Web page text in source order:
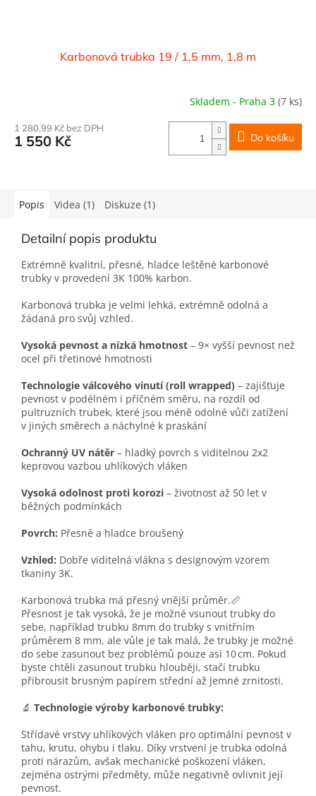
Karbonová trubka 19 / 1,5 mm, 1,8 m
Skladem - Praha 3 (7 ks)
1 280,99 Kč bez DPH
1 550 Kč Do košíku
Popis Videa (1) Diskuze (1)
Detailní popis produktu
Extrémně kvalitní, přesné, hladce leštěné karbonové
trubky v provedení 3K 100% karbon.
Karbonová trubka je velmi lehká, extrémně odolná a
žádaná pro svůj vzhled.
Vysoká pevnost a nízká hmotnost – 9× vyšší pevnost než
ocel při třetinové hmotnosti
Technologie válcového vinutí (roll wrapped) – zajišťuje
pevnost v podélném i příčném směru, na rozdíl od
pultruzních trubek, které jsou méně odolné vůči zatížení
v jiných směrech a náchylné k praskání
Ochranný UV nátěr – hladký povrch s viditelnou 2x2
keprovou vazbou uhlíkových vláken
Vysoká odolnost proti korozi – životnost až 50 let v
běžných podmínkách
Povrch: Přesně a hladce broušený
Vzhled: Dobře viditelná vlákna s designovým vzorem
tkaniny 3K.
Karbonová trubka má přesný vnější průměr.📏
Přesnost je tak vysoká, že je možné vsunout trubky do
sebe, například trubku 8mm do trubky s vnitřním
průměrem 8 mm, ale vůle je tak malá, že trubky je možné
do sebe zasunout bez problémů pouze asi 10 cm. Pokud
byste chtěli zasunout trubku hlouběji, stačí trubku
přibrousit brusným papírem střední až jemné zrnitosti.
🔬 Technologie výroby karbonové trubky:
Střídavé vrstvy uhlíkových vláken pro optimální pevnost v
tahu, krutu, ohybu i tlaku. Díky vrstvení je trubka odolná
proti nárazům, avšak mechanické poškození vláken,
zejména ostrými předměty, může negativně ovlivnit její
pevnost.